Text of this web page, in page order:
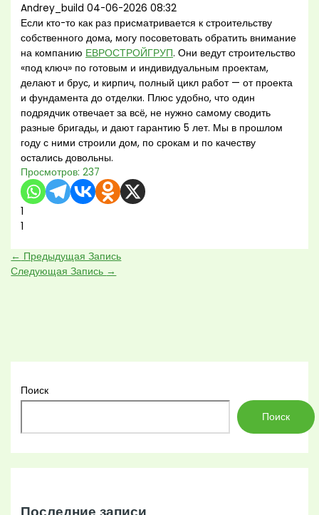
Andrey_build 04-06-2026 08:32
Если кто-то как раз присматривается к строительству
собственного дома, могу посоветовать обратить внимание
на компанию ЕВРОСТРОЙГРУП. Они ведут строительство
«под ключ» по готовым и индивидуальным проектам,
делают и брус, и кирпич, полный цикл работ — от проекта
и фундамента до отделки. Плюс удобно, что один
подрядчик отвечает за всё, не нужно самому сводить
разные бригады, и дают гарантию 5 лет. Мы в прошлом
году с ними строили дом, по срокам и по качеству
остались довольны.
Просмотров: 237
1
1
← Предыдущая Запись
Следующая Запись →
Поиск
Поиск